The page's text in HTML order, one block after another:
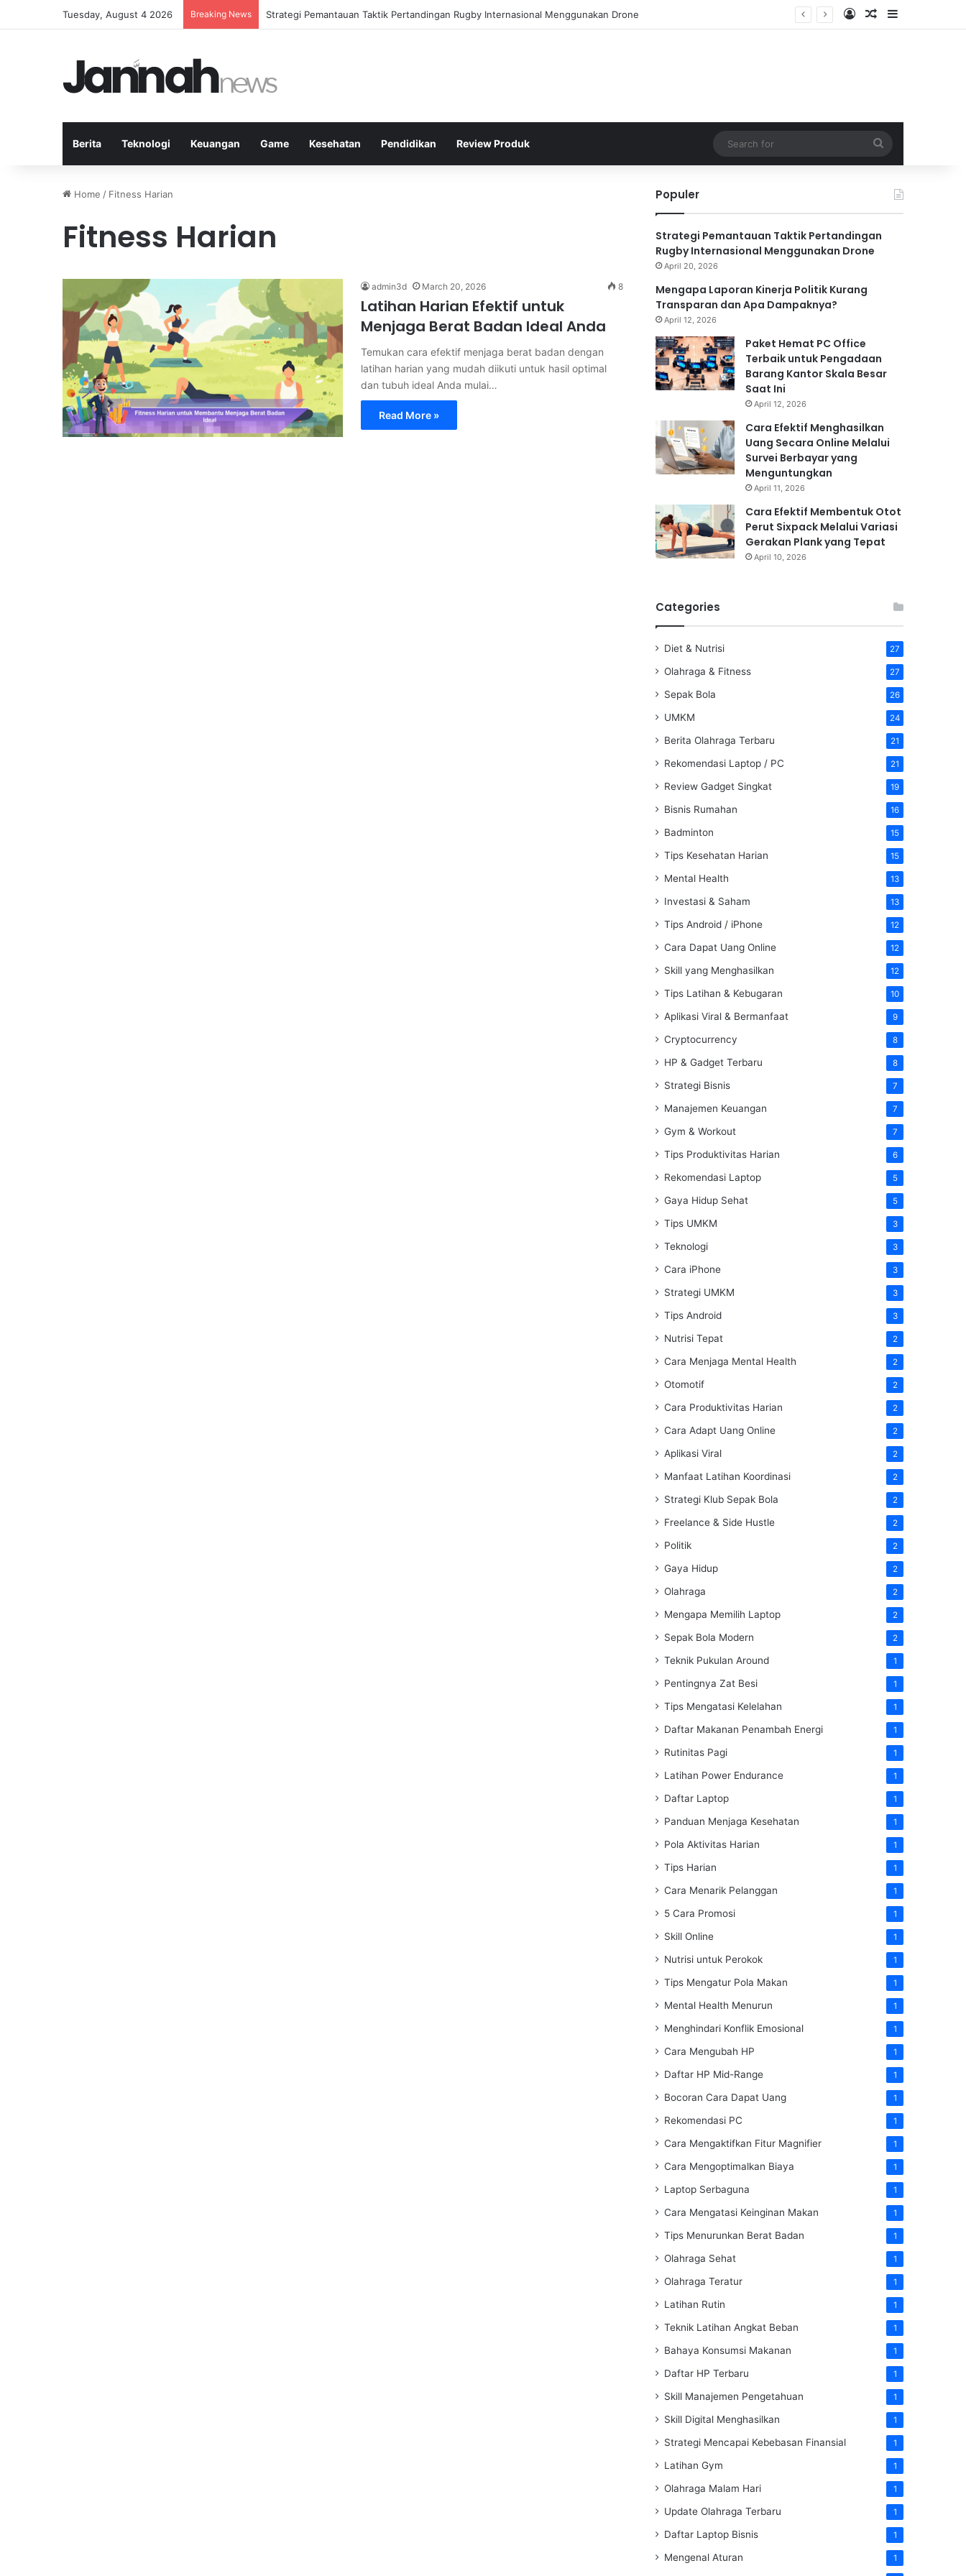
Tuesday, August 4 2026 Breaking News Mengapa Laporan Kinerja Politik Kurang Transparan dan Apa Dampaknya? Log InRandom Article
Sidebar
Berita Teknologi Keuangan Game Kesehatan Pendidikan Review Produk
for
Home / Fitness Harian
Fitness Harian
admin3d March 20, 2026 8
Latihan Harian Efektif untuk
Menjaga Berat Badan Ideal Anda
Temukan cara efektif menjaga berat badan dengan
latihan harian yang mudah diikuti untuk hasil optimal
dan tubuh ideal Anda mulai…
Read More »
Populer
Strategi Pemantauan Taktik Pertandingan
Rugby Internasional Menggunakan Drone
April 20, 2026
Mengapa Laporan Kinerja Politik Kurang
Transparan dan Apa Dampaknya?
April 12, 2026
Paket Hemat PC Office
Terbaik untuk Pengadaan
Barang Kantor Skala Besar
Saat Ini
April 12, 2026
Cara Efektif Menghasilkan
Uang Secara Online Melalui
Survei Berbayar yang
Menguntungkan
April 11, 2026
Cara Efektif Membentuk Otot
Perut Sixpack Melalui Variasi
Gerakan Plank yang Tepat
April 10, 2026
Categories
Diet & Nutrisi 27
Olahraga & Fitness 27
Sepak Bola 26
UMKM 24
Berita Olahraga Terbaru 21
Rekomendasi Laptop / PC 21
Review Gadget Singkat 19
Bisnis Rumahan 16
Badminton 15
Tips Kesehatan Harian 15
Mental Health 13
Investasi & Saham 13
Tips Android / iPhone 12
Cara Dapat Uang Online 12
Skill yang Menghasilkan 12
Tips Latihan & Kebugaran 10
Aplikasi Viral & Bermanfaat 9
Cryptocurrency 8
HP & Gadget Terbaru 8
Strategi Bisnis 7
Manajemen Keuangan 7
Gym & Workout 7
Tips Produktivitas Harian 6
Rekomendasi Laptop 5
Gaya Hidup Sehat 5
Tips UMKM 3
Teknologi 3
Cara iPhone 3
Strategi UMKM 3
Tips Android 3
Nutrisi Tepat 2
Cara Menjaga Mental Health 2
Otomotif 2
Cara Produktivitas Harian 2
Cara Adapt Uang Online 2
Aplikasi Viral 2
Manfaat Latihan Koordinasi 2
Strategi Klub Sepak Bola 2
Freelance & Side Hustle 2
Politik 2
Gaya Hidup 2
Olahraga 2
Mengapa Memilih Laptop 2
Sepak Bola Modern 2
Teknik Pukulan Around 1
Pentingnya Zat Besi 1
Tips Mengatasi Kelelahan 1
Daftar Makanan Penambah Energi 1
Rutinitas Pagi 1
Latihan Power Endurance 1
Daftar Laptop 1
Panduan Menjaga Kesehatan 1
Pola Aktivitas Harian 1
Tips Harian 1
Cara Menarik Pelanggan 1
5 Cara Promosi 1
Skill Online 1
Nutrisi untuk Perokok 1
Tips Mengatur Pola Makan 1
Mental Health Menurun 1
Menghindari Konflik Emosional 1
Cara Mengubah HP 1
Daftar HP Mid-Range 1
Bocoran Cara Dapat Uang 1
Rekomendasi PC 1
Cara Mengaktifkan Fitur Magnifier 1
Cara Mengoptimalkan Biaya 1
Laptop Serbaguna 1
Cara Mengatasi Keinginan Makan 1
Tips Menurunkan Berat Badan 1
Olahraga Sehat 1
Olahraga Teratur 1
Latihan Rutin 1
Teknik Latihan Angkat Beban 1
Bahaya Konsumsi Makanan 1
Daftar HP Terbaru 1
Skill Manajemen Pengetahuan 1
Skill Digital Menghasilkan 1
Strategi Mencapai Kebebasan Finansial 1
Latihan Gym 1
Olahraga Malam Hari 1
Update Olahraga Terbaru 1
Daftar Laptop Bisnis 1
Mengenal Aturan 1